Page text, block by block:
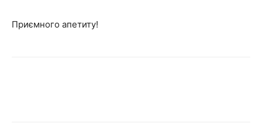
Приємного апетиту!